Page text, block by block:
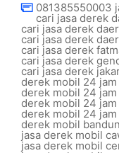
081385550003
cari jasa derek
cari jasa derek
cari jasa derek
cari jasa derek
cari jasa derek
cari jasa derek
derek mobil 24
derek mobil 24
derek mobil 24
derek mobil 24
derek mobil
jasa derek mobil
jasa derek mobil